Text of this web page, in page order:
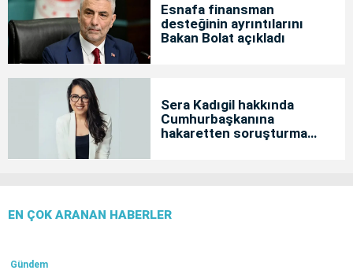
Esnafa finansman
desteğinin ayrıntılarını
Bakan Bolat açıkladı
Sera Kadıgil hakkında
Cumhurbaşkanına
hakaretten soruşturma
EN ÇOK ARANAN HABERLER
Gündem